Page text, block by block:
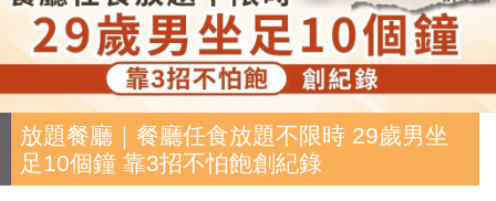
放題餐廳｜餐廳任食放題不限時 29歲男坐
足10個鐘 靠3招不怕飽創紀錄